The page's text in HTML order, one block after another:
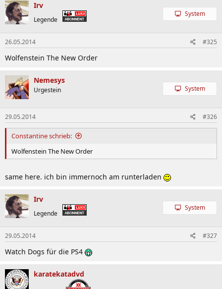
Irv
Legende
System
26.05.2014 #325
Wolfenstein The New Order
Nemesys
Urgestein System
29.05.2014 #326
Constantine schrieb:
Wolfenstein The New Order
same here. ich bin immernoch am runterladen
Irv
Legende
System
29.05.2014 #327
Watch Dogs für die PS4
karatekatadvd